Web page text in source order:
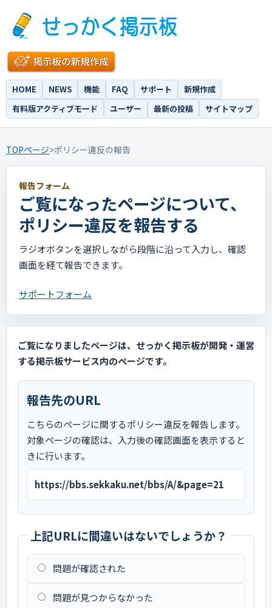
HOME NEWS 機能 FAQ サポート
新規作成
有料版アクティブモード
ユーザー 最新の投稿 サイトマップ
TOPページ>ポリシー違反の報告
報告フォーム
ご覧になったページについて、
ポリシー違反を報告する
ラジオボタンを選択しながら段階に沿って入力し、確認
画面を経て報告できます。
サポートフォーム
ご覧になりましたページは、せっかく掲示板が開発・運営
する掲示板サービス内のページです。
報告先のURL
こちらのページに関するポリシー違反を報告します。
対象ページの確認は、入力後の確認画面を表示すると
きに行います。
https://bbs.sekkaku.net/bbs/A/&page=21
上記URLに間違いはないでしょうか？
問題が確認された
問題が見つからなかった